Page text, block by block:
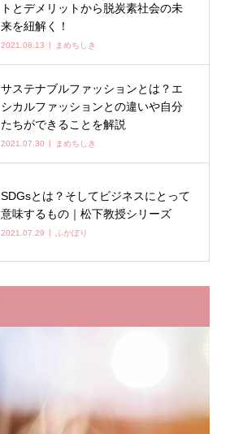
トとデメリットから脱炭素社会の未
来を紐解く！
2021.08.13 まめちしき
サステナブルファッションとは？エ
シカルファッションとの違いや自分
たちができることを解説
2021.07.30 まめちしき
SDGsとは？そしてビジネスにとって
意味するもの｜松下教授シリーズ
2021.07.29 ふかぼり